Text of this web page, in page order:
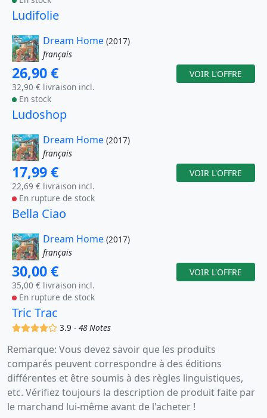
Ludifolie
Dream Home (2017)
français
26,90 €
32,90 € livraison incl.
En stock
VOIR L'OFFRE
Ludoshop
Dream Home (2017)
français
17,99 €
22,69 € livraison incl.
En rupture de stock
VOIR L'OFFRE
Bella Ciao
Dream Home (2017)
français
30,00 €
35,00 € livraison incl.
En rupture de stock
VOIR L'OFFRE
Tric Trac
(x)(x)(x)(x)()3.9 -48 Notes
Remarque: Vous devez savoir que les produits
comparés peuvent correspondre à des éditions
différentes et être soumis à des règles linguistiques,
etc. Vérifiez toujours la description de produit faite par
le marchand lui-même avant de l'acheter !